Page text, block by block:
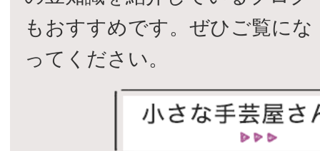
もおすすめです。ぜひご覧にな
ってください。